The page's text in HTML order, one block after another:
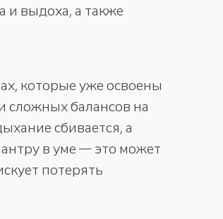
и выдоха, а также
которые уже освоены
сложных балансов на
сбивается, а
в уме — это может
потерять